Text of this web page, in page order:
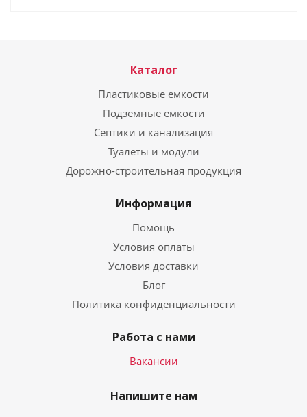
Каталог
Пластиковые емкости
Подземные емкости
Септики и канализация
Туалеты и модули
Дорожно-строительная продукция
Информация
Помощь
Условия оплаты
Условия доставки
Блог
Политика конфиденциальности
Работа с нами
Вакансии
Напишите нам